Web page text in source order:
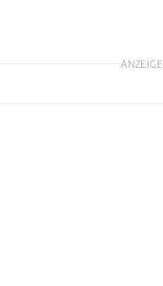
ANZEIGE